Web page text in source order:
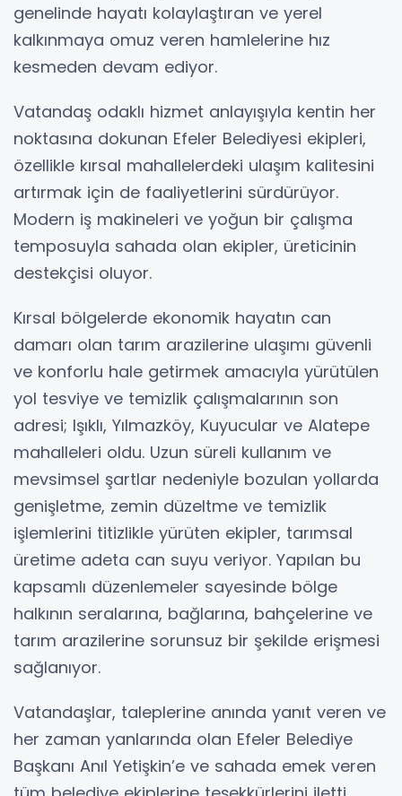
genelinde hayatı kolaylaştıran ve yerel
kalkınmaya omuz veren hamlelerine hız
kesmeden devam ediyor.
Vatandaş odaklı hizmet anlayışıyla kentin her
noktasına dokunan Efeler Belediyesi ekipleri,
özellikle kırsal mahallelerdeki ulaşım kalitesini
artırmak için de faaliyetlerini sürdürüyor.
Modern iş makineleri ve yoğun bir çalışma
temposuyla sahada olan ekipler, üreticinin
destekçisi oluyor.
Kırsal bölgelerde ekonomik hayatın can
damarı olan tarım arazilerine ulaşımı güvenli
ve konforlu hale getirmek amacıyla yürütülen
yol tesviye ve temizlik çalışmalarının son
adresi; Işıklı, Yılmazköy, Kuyucular ve Alatepe
mahalleleri oldu. Uzun süreli kullanım ve
mevsimsel şartlar nedeniyle bozulan yollarda
genişletme, zemin düzeltme ve temizlik
işlemlerini titizlikle yürüten ekipler, tarımsal
üretime adeta can suyu veriyor. Yapılan bu
kapsamlı düzenlemeler sayesinde bölge
halkının seralarına, bağlarına, bahçelerine ve
tarım arazilerine sorunsuz bir şekilde erişmesi
sağlanıyor.
Vatandaşlar, taleplerine anında yanıt veren ve
her zaman yanlarında olan Efeler Belediye
Başkanı Anıl Yetişkin’e ve sahada emek veren